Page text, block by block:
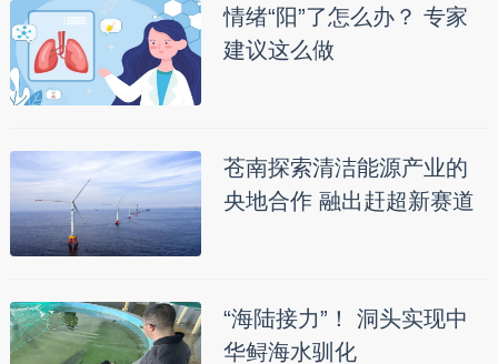
情绪“阳”了怎么办？ 专家
建议这么做
苍南探索清洁能源产业的
央地合作 融出赶超新赛道
“海陆接力”！ 洞头实现中
华鲟海水驯化